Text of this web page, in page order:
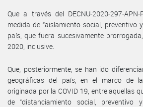
Que a través del DECNU-2020-297-
medida de “aislamiento social, preventivo
país, que fuera sucesivamente
2020, inclusive.
Que, posteriormente, se han ido
geográficas del país, en el marco de
originada por la COVID 19, entre aquellas
de “distanciamiento social, preventivo